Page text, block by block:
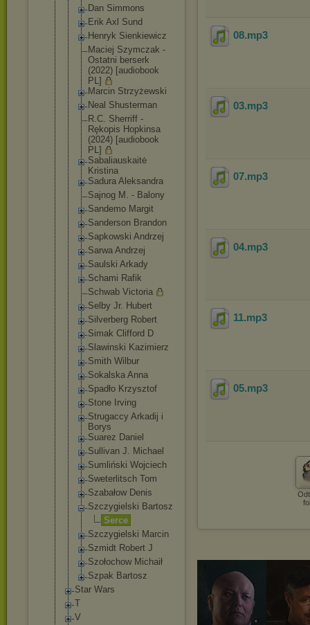
Dan Simmons
Erik Axl Sund
Henryk Sienkiewicz
Maciej Szymczak -
Ostatni berserk
(2022) [audiobook
PL]
Marcin Strzyżewski
Neal Shusterman
R.C. Sherriff -
Rękopis Hopkinsa
(2024) [audiobook
PL]
Sabaliauskaitė
Kristina
Sadura Aleksandra
Sajnog M. - Balony
Sandemo Margit
Sanderson Brandon
Sapkowski Andrzej
Sarwa Andrzej
Saulski Arkady
Schami Rafik
Schwab Victoria
Selby Jr. Hubert
Silverberg Robert
Simak Clifford D
Slawinski Kazimierz
Smith Wilbur
Sokalska Anna
Spadło Krzysztof
Stone Irving
Strugaccy Arkadij i
Borys
Suarez Daniel
Sullivan J. Michael
Sumliński Wojciech
Sweterlitsc h Tom
Szabałow Denis
Szczygielski Bartosz
Serce
Szczygielski Marcin
Szmidt Robert J
Szołochow Michaił
Szpak Bartosz
Star Wars
T
V
08.mp3
03.mp3
07.mp3
04.mp3
11.mp3
05.mp3